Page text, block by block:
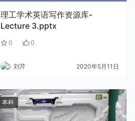
理工学术英语写作资源库-
Lecture 3.pptx
0 0
刘芹 2020年5月11日
本科